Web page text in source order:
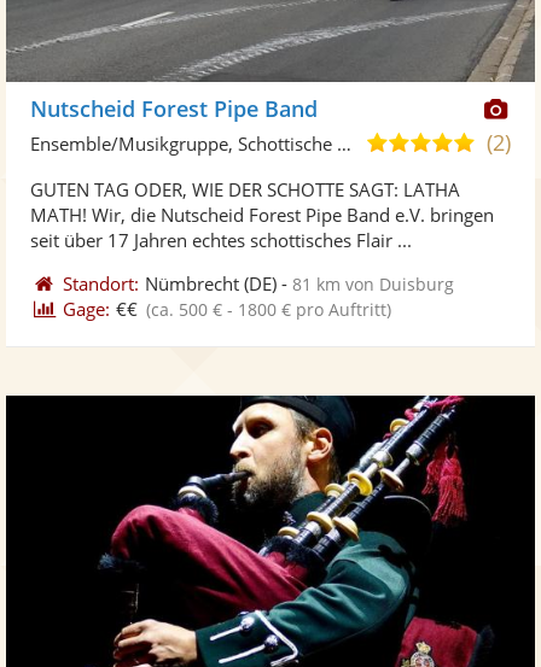
Nutscheid Forest Pipe Band
5,0(2)
Ensemble/Musikgruppe, Schottische Musik
GUTEN TAG ODER, WIE DER SCHOTTE SAGT: LATHA
MATH! Wir, die Nutscheid Forest Pipe Band e.V. bringen
seit über 17 Jahren echtes schottisches Flair ...
Standort: Nümbrecht (DE) -81 km von Duisburg
Gage: €€ (ca. 500 € - 1800 € pro Auftritt)